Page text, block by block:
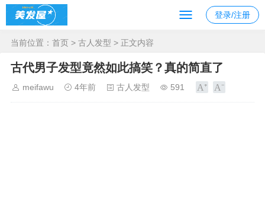
登录/注册
当前位置： 首页 > 古人发型 > 正文内容
古代男子发型竟然如此搞笑？真的简直了
meifawu 4年前 古人发型 591